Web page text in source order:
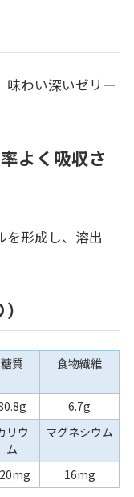
味わい深いゼリー
よく吸収さ
を形成し、溶出
糖質 食物繊維
6.7g
リウ
ム
マグネシウム
16mg